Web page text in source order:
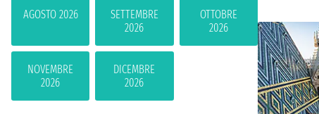
AGOSTO 2026
SETTEMBRE
2026
OTTOBRE
2026
NOVEMBRE
2026
DICEMBRE
2026